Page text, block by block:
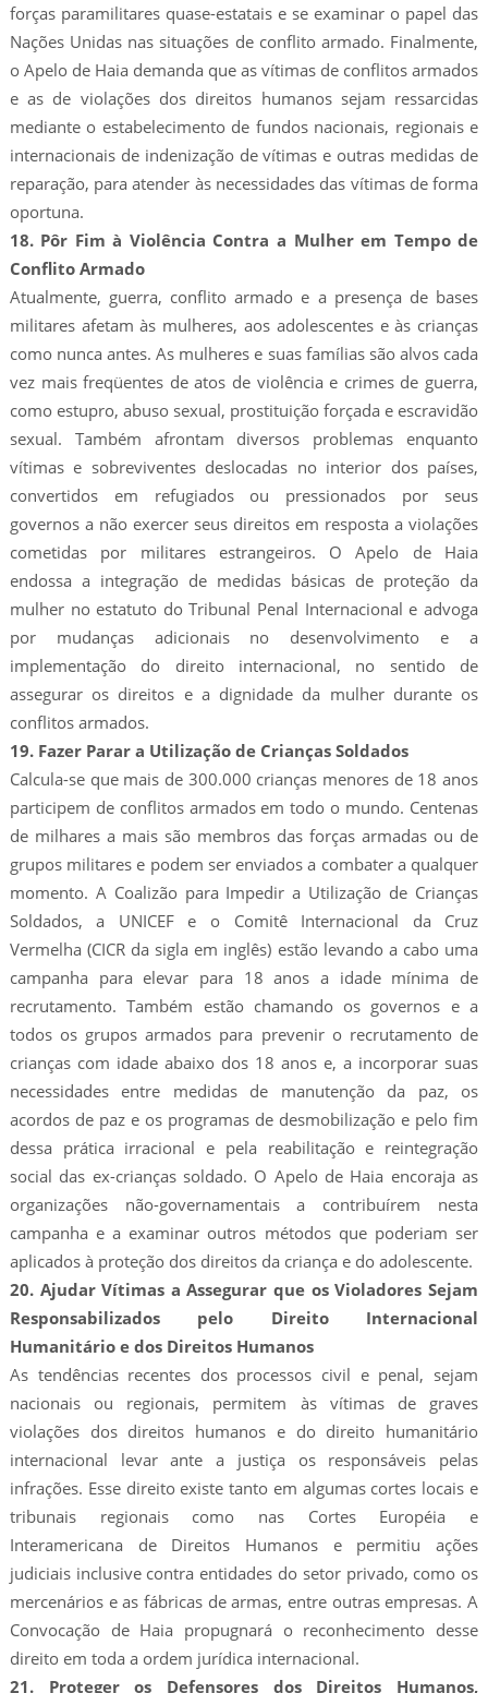
forças paramilitares quase-estatais e se examinar o papel das
Nações Unidas nas situações de conflito armado. Finalmente,
o Apelo de Haia demanda que as vítimas de conflitos armados
e as de violações dos direitos humanos sejam ressarcidas
mediante o estabelecimento de fundos nacionais, regionais e
internacionais de indenização de vítimas e outras medidas de
reparação, para atender às necessidades das vítimas de forma
oportuna.
18. Pôr Fim à Violência Contra a Mulher em Tempo de
Conflito Armado
Atualmente, guerra, conflito armado e a presença de bases
militares afetam às mulheres, aos adolescentes e às crianças
como nunca antes. As mulheres e suas famílias são alvos cada
vez mais freqüentes de atos de violência e crimes de guerra,
como estupro, abuso sexual, prostituição forçada e escravidão
sexual. Também afrontam diversos problemas enquanto
vítimas e sobreviventes deslocadas no interior dos países,
convertidos em refugiados ou pressionados por seus
governos a não exercer seus direitos em resposta a violações
cometidas por militares estrangeiros. O Apelo de Haia
endossa a integração de medidas básicas de proteção da
mulher no estatuto do Tribunal Penal Internacional e advoga
por mudanças adicionais no desenvolvimento e a
implementação do direito internacional, no sentido de
assegurar os direitos e a dignidade da mulher durante os
conflitos armados.
19. Fazer Parar a Utilização de Crianças Soldados
Calcula-se que mais de 300.000 crianças menores de 18 anos
participem de conflitos armados em todo o mundo. Centenas
de milhares a mais são membros das forças armadas ou de
grupos militares e podem ser enviados a combater a qualquer
momento. A Coalizão para Impedir a Utilização de Crianças
Soldados, a UNICEF e o Comitê Internacional da Cruz
Vermelha (CICR da sigla em inglês) estão levando a cabo uma
campanha para elevar para 18 anos a idade mínima de
recrutamento. Também estão chamando os governos e a
todos os grupos armados para prevenir o recrutamento de
crianças com idade abaixo dos 18 anos e, a incorporar suas
necessidades entre medidas de manutenção da paz, os
acordos de paz e os programas de desmobilização e pelo fim
dessa prática irracional e pela reabilitação e reintegração
social das ex-crianças soldado. O Apelo de Haia encoraja as
organizações não-governamentais a contribuírem nesta
campanha e a examinar outros métodos que poderiam ser
aplicados à proteção dos direitos da criança e do adolescente.
20. Ajudar Vítimas a Assegurar que os Violadores Sejam
Responsabilizados pelo Direito Internacional
Humanitário e dos Direitos Humanos
As tendências recentes dos processos civil e penal, sejam
nacionais ou regionais, permitem às vítimas de graves
violações dos direitos humanos e do direito humanitário
internacional levar ante a justiça os responsáveis pelas
infrações. Esse direito existe tanto em algumas cortes locais e
tribunais regionais como nas Cortes Européia e
Interamericana de Direitos Humanos e permitiu ações
judiciais inclusive contra entidades do setor privado, como os
mercenários e as fábricas de armas, entre outras empresas. A
Convocação de Haia propugnará o reconhecimento desse
direito em toda a ordem jurídica internacional.
21. Proteger os Defensores dos Direitos Humanos,